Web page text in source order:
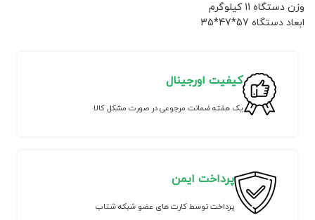
وزن دستگاه 11 کیلوگرم
ابعاد دستگاه 57*47*35
کیفیت اورجینال
یک هفته ضمانت مرجوعی در صورت مشکل کالا
پرداخت ایمن
پرداخت توسط کارت های عضو شبکه شتاب